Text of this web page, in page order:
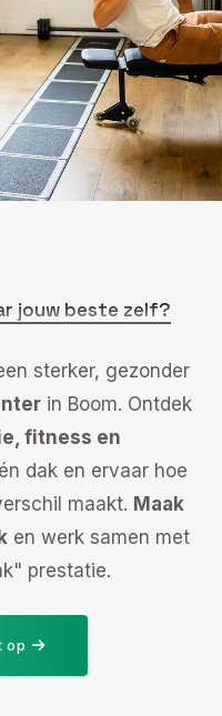
jouw beste zelf?
sterker, gezonder
in Boom. Ontdek
fitness en
dak en ervaar hoe
maakt. Maak
en werk samen met
prestatie.
op